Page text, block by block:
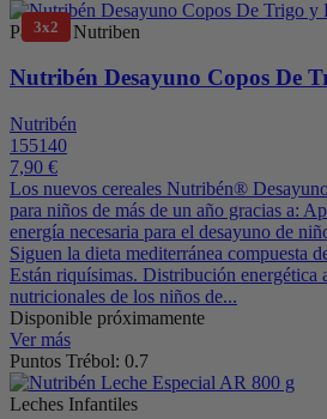
3x2
Papillas Nutriben
Nutribén Desayuno Copos De
Nutribén
155140
7,90 €
Los nuevos cereales Nutribén®
para niños de más de un año gracias a:
energía necesaria para el desayuno de
Siguen la dieta mediterránea compuesta
Están riquísimas. Distribución energética
nutricionales de los niños de...
Disponible próximamente
Ver más
Puntos Trébol: 0.7
Leches Infantiles